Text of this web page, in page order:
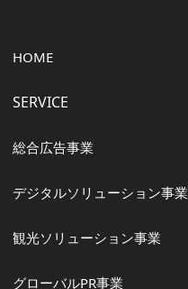
HOME
SERVICE
総合広告事業
デジタルソリューション事業
観光ソリューション事業
グローバルPR事業